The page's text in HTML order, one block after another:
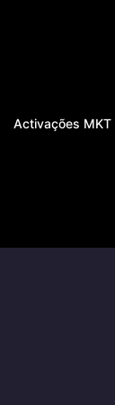
Activações MKT